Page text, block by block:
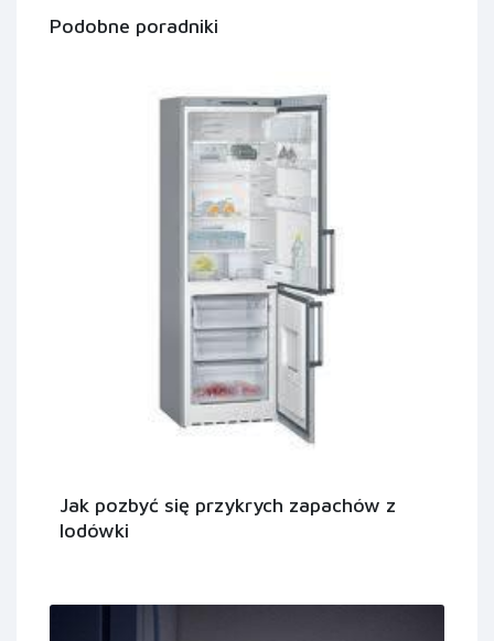
Podobne poradniki
Jak pozbyć się przykrych zapachów z
lodówki